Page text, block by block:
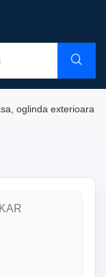
oglinda exterioara